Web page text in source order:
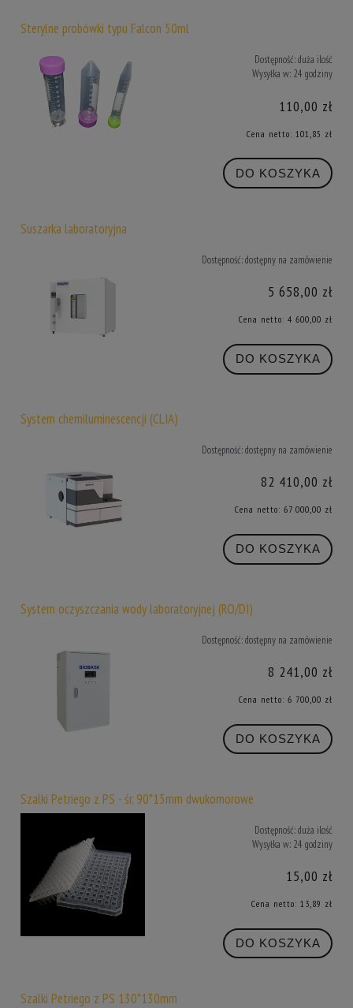
Sterylne probówki typu Falcon 50ml
Dostępność:duża ilość
Wysyłka w: 24 godziny
110,00 zł
Cena netto: 101,85 zł
DO KOSZYKA
Suszarka laboratoryjna
Dostępność:dostępny na zamówienie
5 658,00 zł
Cena netto: 4 600,00 zł
DO KOSZYKA
System chemiluminescencji (CLIA)
Dostępność:dostępny na zamówienie
82 410,00 zł
Cena netto: 67 000,00 zł
DO KOSZYKA
System oczyszczania wody laboratoryjnej (RO/DI)
Dostępność:dostępny na zamówienie
8 241,00 zł
Cena netto: 6 700,00 zł
DO KOSZYKA
Szalki Petriego z PS - śr. 90*15mm dwukomorowe
Dostępność:duża ilość
Wysyłka w: 24 godziny
15,00 zł
Cena netto: 13,89 zł
DO KOSZYKA
Szalki Petriego z PS 130*130mm